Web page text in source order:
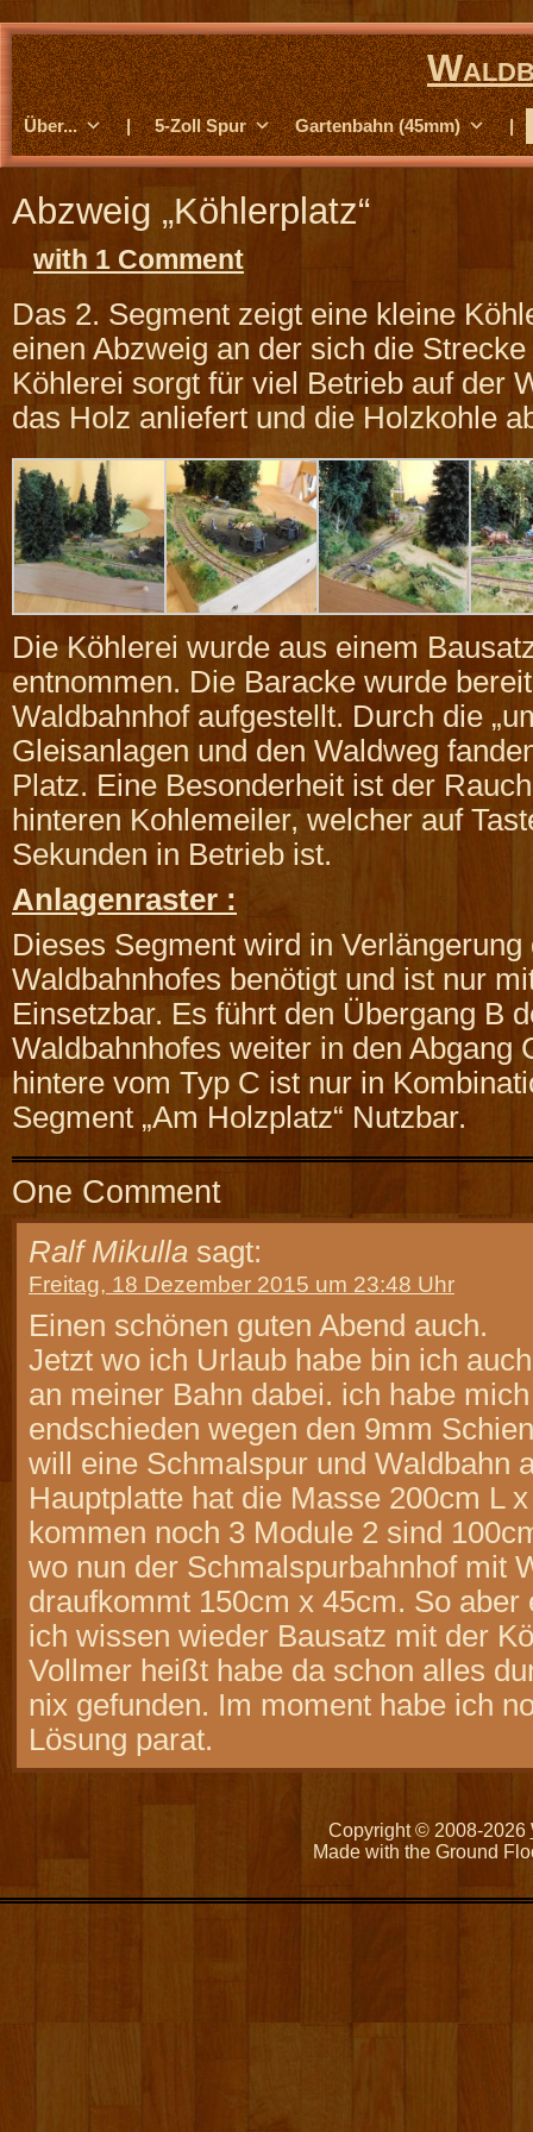
Über... | 5-Zoll Spur Gartenbahn (45mm) |
Abzweig „Köhlerplatz“
with 1 Comment
Das 2. Segment zeigt eine kleine
einen Abzweig an der sich die
Köhlerei sorgt für viel Betrieb auf der
das Holz anliefert und die Holzkohle
Die Köhlerei wurde aus einem
entnommen. Die Baracke wurde
Waldbahnhof aufgestellt. Durch die
Gleisanlagen und den Waldweg
Platz. Eine Besonderheit ist der
hinteren Kohlemeiler, welcher auf
Sekunden in Betrieb ist.
Anlagenraster :
Dieses Segment wird in Verlängerung
Waldbahnhofes benötigt und ist nur
Einsetzbar. Es führt den Übergang B
Waldbahnhofes weiter in den Abgang
hintere vom Typ C ist nur in
Segment „Am Holzplatz“ Nutzbar.
One Comment
Ralf Mikulla sagt:
Freitag, 18 Dezember 2015 um 23:48 Uhr
Einen schönen guten Abend auch.
Jetzt wo ich Urlaub habe bin ich
an meiner Bahn dabei. ich habe
endschieden wegen den 9mm
will eine Schmalspur und Waldbahn
Hauptplatte hat die Masse 200cm L
kommen noch 3 Module 2 sind
wo nun der Schmalspurbahnhof mit
draufkommt 150cm x 45cm. So aber
ich wissen wieder Bausatz mit der
Vollmer heißt habe da schon alles
nix gefunden. Im moment habe ich
Lösung parat.
Copyright © 2008-2026
Made with the Ground